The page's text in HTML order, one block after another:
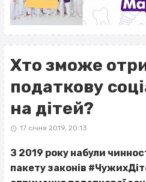
Хто зможе
податкову
на дітей?
17 січня 2019, 20:13
З 2019 року набули
пакету законів